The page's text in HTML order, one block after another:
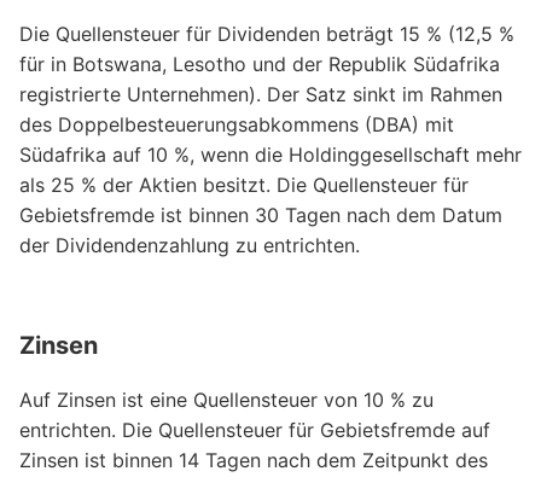
Die Quellensteuer für Dividenden beträgt 15 % (12,5 %
für in Botswana, Lesotho und der Republik Südafrika
registrierte Unternehmen). Der Satz sinkt im Rahmen
des Doppelbesteuerungsabkommens (DBA) mit
Südafrika auf 10 %, wenn die Holdinggesellschaft mehr
als 25 % der Aktien besitzt. Die Quellensteuer für
Gebietsfremde ist binnen 30 Tagen nach dem Datum
der Dividendenzahlung zu entrichten.
Zinsen
Auf Zinsen ist eine Quellensteuer von 10 % zu
entrichten. Die Quellensteuer für Gebietsfremde auf
Zinsen ist binnen 14 Tagen nach dem Zeitpunkt des